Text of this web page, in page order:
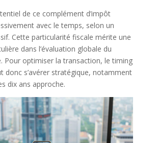
de ce complément d’impôt
avec le temps, selon un
Cette particularité fiscale mérite une
dans l’évaluation globale du
Pour optimiser la transaction, le timing
donc s’avérer stratégique, notamment
dix ans approche.